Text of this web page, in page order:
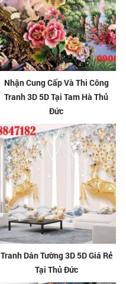
Nhận Cung Cấp Và Thi Công
Tranh 3D 5D Tại Tam Hà Thủ
Đức
Tranh Dán Tường 3D 5D Giá Rẻ
Tại Thủ Đức